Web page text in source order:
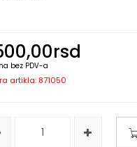
rsd
bez PDV-a
artikla: 871050